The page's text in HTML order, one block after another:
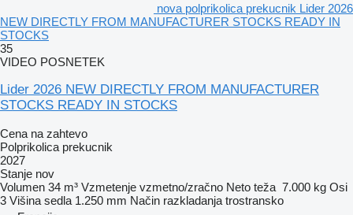
nova polprikolica prekucnik Lider 2026
NEW DIRECTLY FROM MANUFACTURER STOCKS READY IN
STOCKS
35
VIDEO POSNETEK
Lider 2026 NEW DIRECTLY FROM MANUFACTURER
STOCKS READY IN STOCKS
Cena na zahtevo
Polprikolica prekucnik
2027
Stanje nov
Volumen 34 m³ Vzmetenje vzmetno/zračno Neto teža 7.000 kg Osi
3 Višina sedla 1.250 mm Način razkladanja trostransko